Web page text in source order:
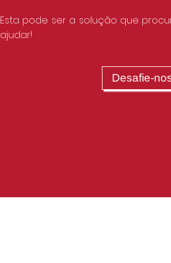
Esta pode ser a solução que
ajudar!
Desafie-